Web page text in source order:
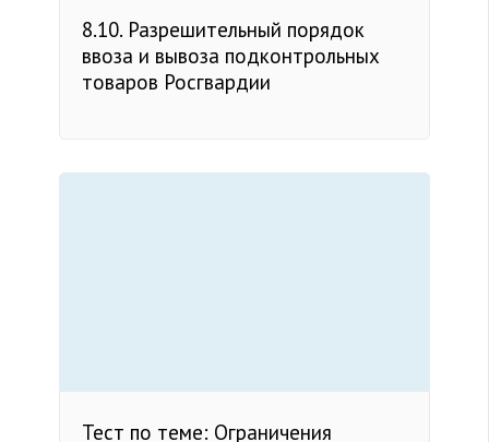
8.10. Разрешительный порядок
ввоза и вывоза подконтрольных
товаров Росгвардии
Тест по теме: Ограничения